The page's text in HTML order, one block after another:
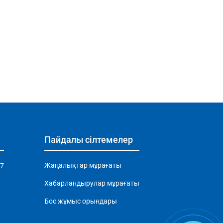
Пайдалы сілтемелер
Жаңалықтар мұрағаты
Хабарландырулар мұрағаты
Бос жұмыс орындары